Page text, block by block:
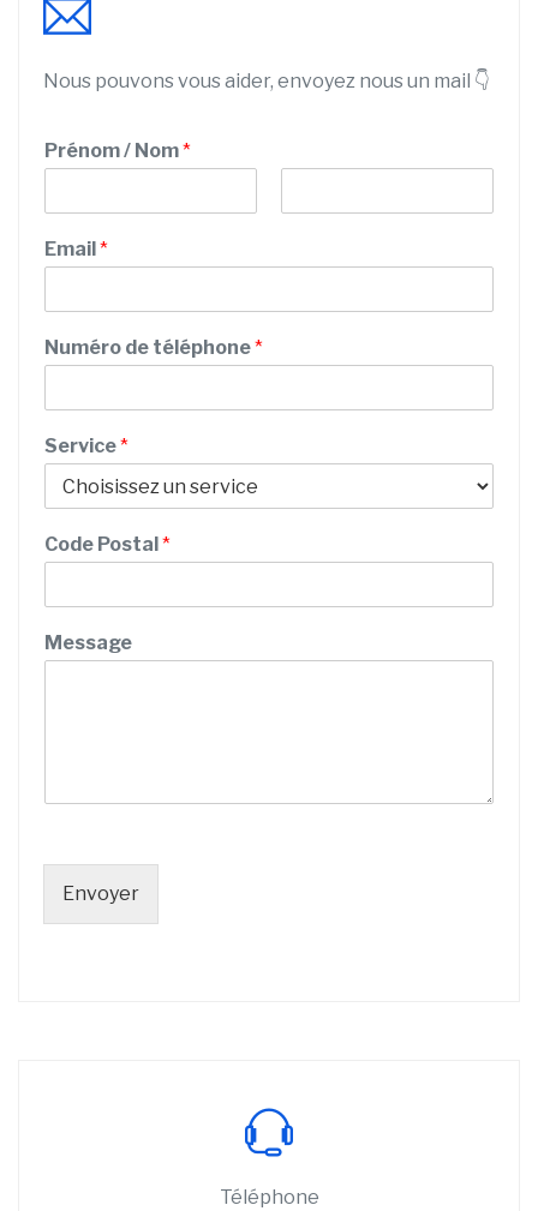
Nous pouvons vous aider, envoyez nous un mail 👇
M
e
s
g
t
l
o
Prénom / Nom*
r
é
m
Email*
Numéro de téléphone*
Service*
Code Postal*
Message
Envoyer
Téléphone